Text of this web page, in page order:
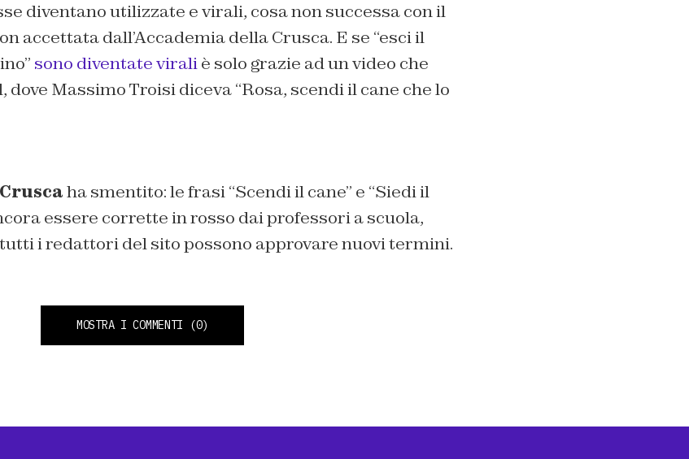
diventano utilizzate e virali, cosa non successa con il
accettata dall’Accademia della Crusca. E se “esci il
sono diventate viraliè solo grazie ad un video che
dove Massimo Troisi diceva “Rosa, scendi il cane che lo
ha smentito: le frasi “Scendi il cane” e “Siedi il
essere correttein rosso dai professori a scuola,
i redattori del sito possono approvare nuovi termini.
MOSTRA I COMMENTI (0)